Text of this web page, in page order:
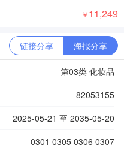
￥ 11,249
链接分享 海报分享
第03类 化妆品
82053155
2025-05-21 至 2035-05-20
0301 0305 0306 0307